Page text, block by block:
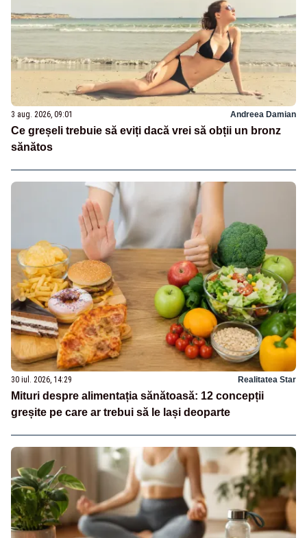
3 aug. 2026, 09:01 Andreea Damian
Ce greșeli trebuie să eviți dacă vrei să obții un bronz
sănătos
30 iul. 2026, 14:29 Realitatea Star
Mituri despre alimentația sănătoasă: 12 concepții
greșite pe care ar trebui să le lași deoparte